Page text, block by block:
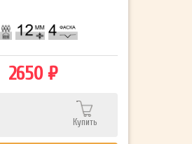
2650 ₽
Купить